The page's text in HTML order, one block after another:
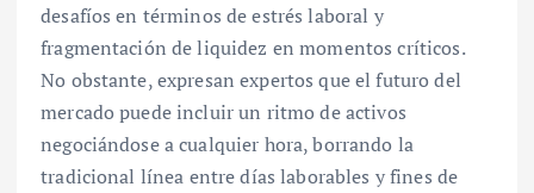
desafíos en términos de estrés laboral y
fragmentación de liquidez en momentos críticos.
No obstante, expresan expertos que el futuro del
mercado puede incluir un ritmo de activos
negociándose a cualquier hora, borrando la
tradicional línea entre días laborables y fines de